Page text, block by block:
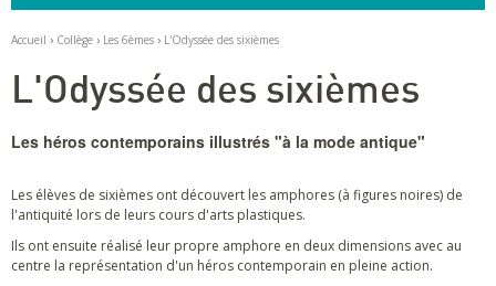
Accueil › Collège › Les 6èmes › L'Odyssée des sixièmes
L'Odyssée des sixièmes
Les héros contemporains illustrés "à la mode antique"
Les élèves de sixièmes ont découvert les amphores (à figures noires) de
l'antiquité lors de leurs cours d'arts plastiques.
Ils ont ensuite réalisé leur propre amphore en deux dimensions avec au
centre la représentation d'un héros contemporain en pleine action.